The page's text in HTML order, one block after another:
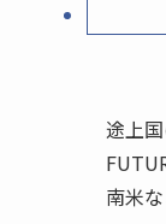
途上
南米